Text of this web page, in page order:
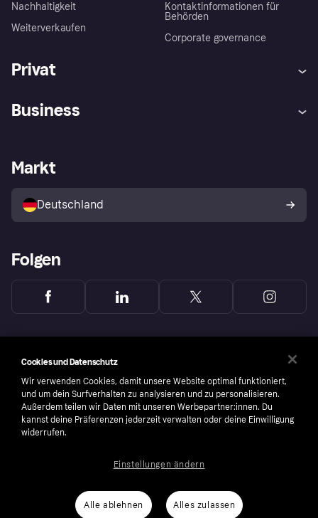
Nachhaltigkeit
Weiterverkaufen
Kontaktinformationen für
Behörden
Corporate governance
Privat
Klarna App
Shops entdecken
Käuferschutzrichtlinie
Dein Widerrufsrecht
Business
Händlerportal
Markt
Deutschland
Folgen
number: 556737-0431
Cookies und Datenschutz
Wir verwenden Cookies, damit unsere Website optimal funktioniert,
und um dein Surfverhalten zu analysieren und zu personalisieren.
Außerdem teilen wir Daten mit unseren Werbepartner:innen. Du
kannst deine Präferenzen jederzeit verwalten oder deine Einwilligung
widerrufen.
Alle ablehnen Alles zulassen
Einstellungen ändern